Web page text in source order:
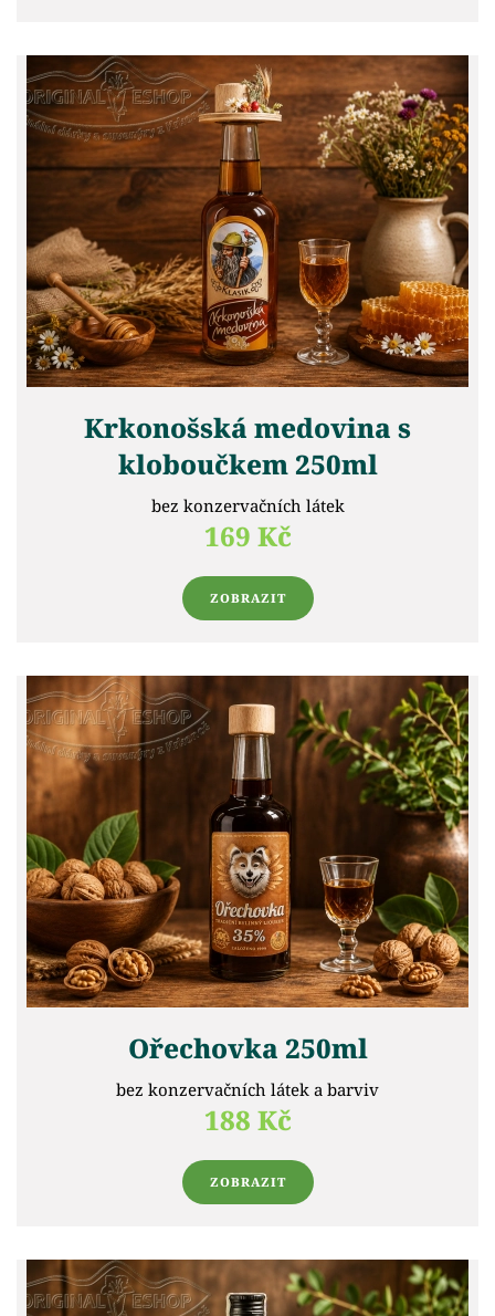
Krkonošská medovina s
kloboučkem 250ml
bez konzervačních látek
169 Kč
ZOBRAZIT
Ořechovka 250ml
bez konzervačních látek a barviv
188 Kč
ZOBRAZIT